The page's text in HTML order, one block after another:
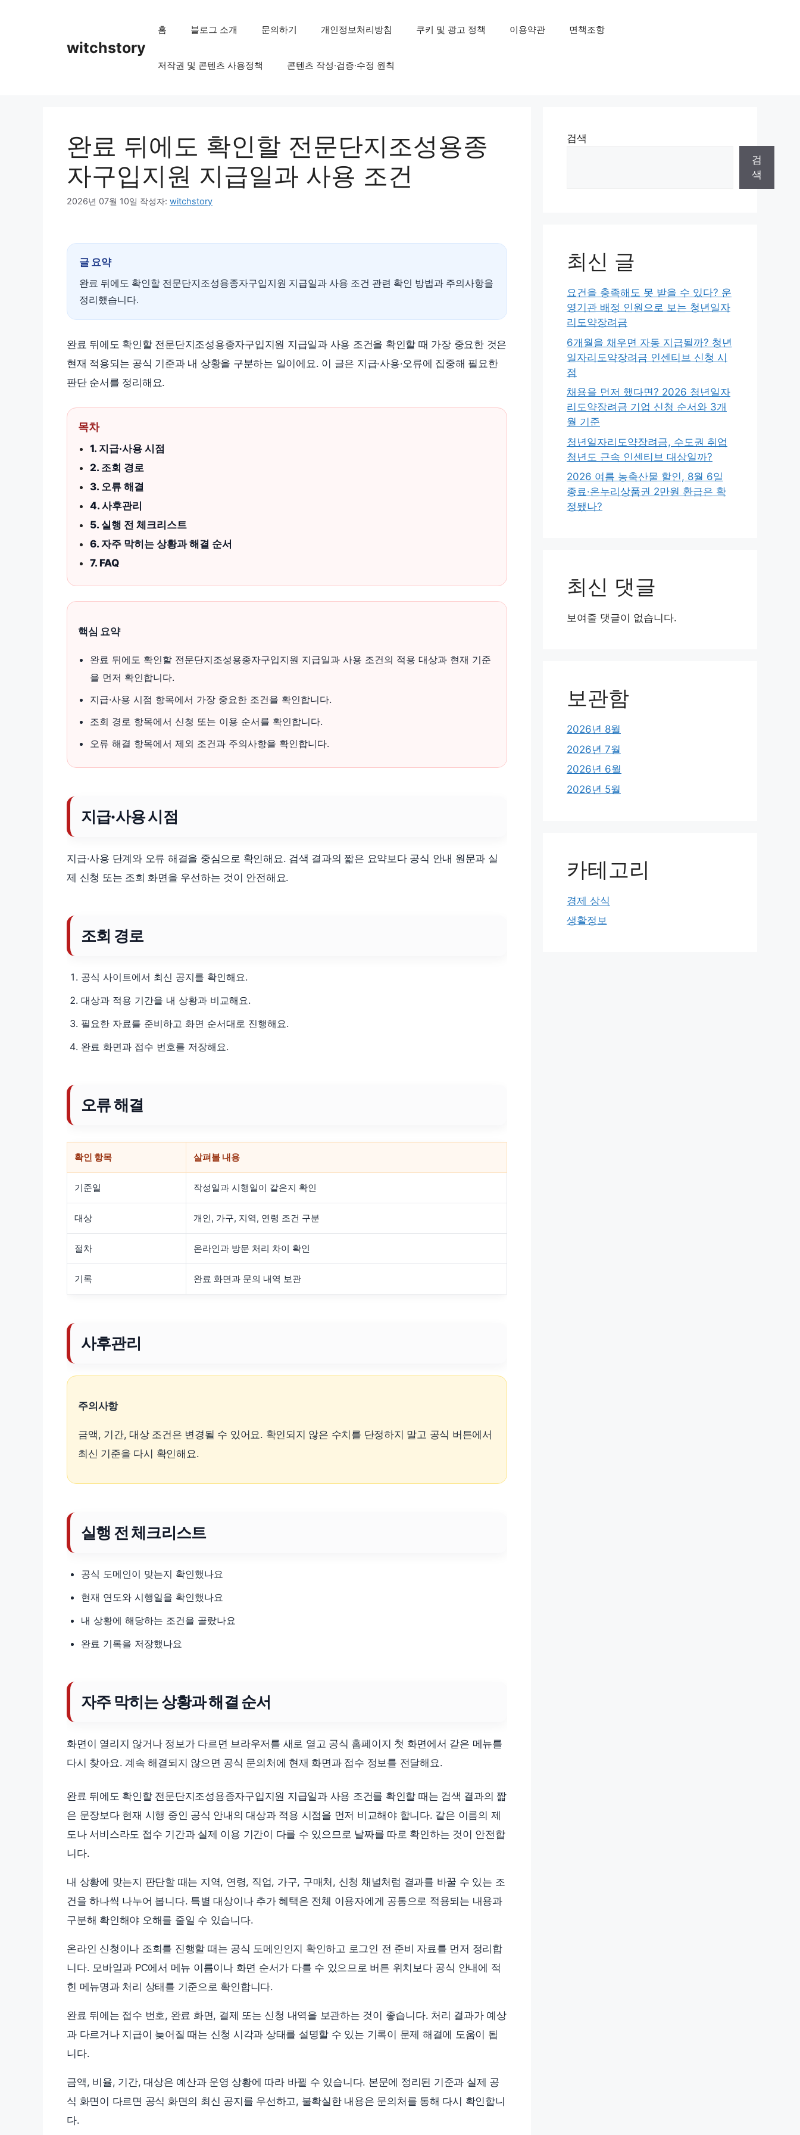
witchstory
홈 블로그 소개 문의하기 개인정보처리방침 쿠키 및 광고 정책 이용약관 면책조항
저작권 및 콘텐츠 사용정책 콘텐츠 작성·검증·수정 원칙
완료 뒤에도 확인할 전문단지조성용종
자구입지원 지급일과 사용 조건
2026년 07월 10일 작성자: witchstory
글 요약
완료 뒤에도 확인할 전문단지조성용종자구입지원 지급일과 사용 조건 관련 확인 방법과 주의사항을
정리했습니다.
완료 뒤에도 확인할 전문단지조성용종자구입지원 지급일과 사용 조건을 확인할 때 가장 중요한 것은
현재 적용되는 공식 기준과 내 상황을 구분하는 일이에요. 이 글은 지급·사용·오류에 집중해 필요한
판단 순서를 정리해요.
목차
1. 지급·사용 시점
2. 조회 경로
3. 오류 해결
4. 사후관리
5. 실행 전 체크리스트
6. 자주 막히는 상황과 해결 순서
7. FAQ
핵심 요약
완료 뒤에도 확인할 전문단지조성용종자구입지원 지급일과 사용 조건의 적용 대상과 현재 기준
을 먼저 확인합니다.
지급·사용 시점 항목에서 가장 중요한 조건을 확인합니다.
조회 경로 항목에서 신청 또는 이용 순서를 확인합니다.
오류 해결 항목에서 제외 조건과 주의사항을 확인합니다.
지급·사용 시점
지급·사용 단계와 오류 해결을 중심으로 확인해요. 검색 결과의 짧은 요약보다 공식 안내 원문과 실
제 신청 또는 조회 화면을 우선하는 것이 안전해요.
조회 경로
공식 사이트에서 최신 공지를 확인해요.
대상과 적용 기간을 내 상황과 비교해요.
필요한 자료를 준비하고 화면 순서대로 진행해요.
완료 화면과 접수 번호를 저장해요.
오류 해결
확인 항목 살펴볼 내용
기준일 작성일과 시행일이 같은지 확인
대상 개인, 가구, 지역, 연령 조건 구분
절차 온라인과 방문 처리 차이 확인
기록 완료 화면과 문의 내역 보관
사후관리
주의사항
금액, 기간, 대상 조건은 변경될 수 있어요. 확인되지 않은 수치를 단정하지 말고 공식 버튼에서
최신 기준을 다시 확인해요.
실행 전 체크리스트
공식 도메인이 맞는지 확인했나요
현재 연도와 시행일을 확인했나요
내 상황에 해당하는 조건을 골랐나요
완료 기록을 저장했나요
자주 막히는 상황과 해결 순서
화면이 열리지 않거나 정보가 다르면 브라우저를 새로 열고 공식 홈페이지 첫 화면에서 같은 메뉴를
다시 찾아요. 계속 해결되지 않으면 공식 문의처에 현재 화면과 접수 정보를 전달해요.
완료 뒤에도 확인할 전문단지조성용종자구입지원 지급일과 사용 조건를 확인할 때는 검색 결과의 짧
은 문장보다 현재 시행 중인 공식 안내의 대상과 적용 시점을 먼저 비교해야 합니다. 같은 이름의 제
도나 서비스라도 접수 기간과 실제 이용 기간이 다를 수 있으므로 날짜를 따로 확인하는 것이 안전합
니다.
내 상황에 맞는지 판단할 때는 지역, 연령, 직업, 가구, 구매처, 신청 채널처럼 결과를 바꿀 수 있는 조
건을 하나씩 나누어 봅니다. 특별 대상이나 추가 혜택은 전체 이용자에게 공통으로 적용되는 내용과
구분해 확인해야 오해를 줄일 수 있습니다.
온라인 신청이나 조회를 진행할 때는 공식 도메인인지 확인하고 로그인 전 준비 자료를 먼저 정리합
니다. 모바일과 PC에서 메뉴 이름이나 화면 순서가 다를 수 있으므로 버튼 위치보다 공식 안내에 적
힌 메뉴명과 처리 상태를 기준으로 확인합니다.
완료 뒤에는 접수 번호, 완료 화면, 결제 또는 신청 내역을 보관하는 것이 좋습니다. 처리 결과가 예상
과 다르거나 지급이 늦어질 때는 신청 시각과 상태를 설명할 수 있는 기록이 문제 해결에 도움이 됩
니다.
금액, 비율, 기간, 대상은 예산과 운영 상황에 따라 바뀔 수 있습니다. 본문에 정리된 기준과 실제 공
식 화면이 다르면 공식 화면의 최신 공지를 우선하고, 불확실한 내용은 문의처를 통해 다시 확인합니
다.
검색
검
색
최신 글
요건을 충족해도 못 받을 수 있다? 운
영기관 배정 인원으로 보는 청년일자
리도약장려금
6개월을 채우면 자동 지급될까? 청년
일자리도약장려금 인센티브 신청 시
점
채용을 먼저 했다면? 2026 청년일자
리도약장려금 기업 신청 순서와 3개
월 기준
청년일자리도약장려금, 수도권 취업
청년도 근속 인센티브 대상일까?
2026 여름 농축산물 할인, 8월 6일
종료·온누리상품권 2만원 환급은 확
정됐나?
최신 댓글
보여줄 댓글이 없습니다.
보관함
2026년 8월
2026년 7월
2026년 6월
2026년 5월
카테고리
경제 상식
생활정보